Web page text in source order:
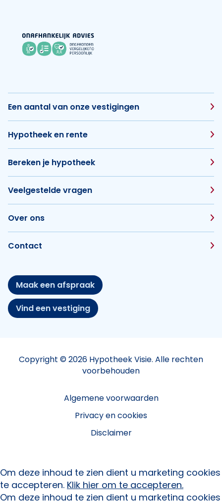
Een aantal van onze vestigingen
Hypotheek en rente
Bereken je hypotheek
Veelgestelde vragen
Over ons
Contact
Maak een afspraak
Vind een vestiging
Copyright © 2026 Hypotheek Visie. Alle rechten
voorbehouden
Algemene voorwaarden
Privacy en cookies
Disclaimer
Om deze inhoud te zien dient u marketing cookies
te accepteren. Klik hier om te accepteren.
Om deze inhoud te zien dient u marketing cookies